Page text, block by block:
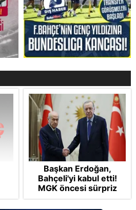
Başkan Erdoğan,
Bahçeli'yi kabul etti!
MGK öncesi sürpriz
zirve: Çerçeve Yasa
teklifi gündemde